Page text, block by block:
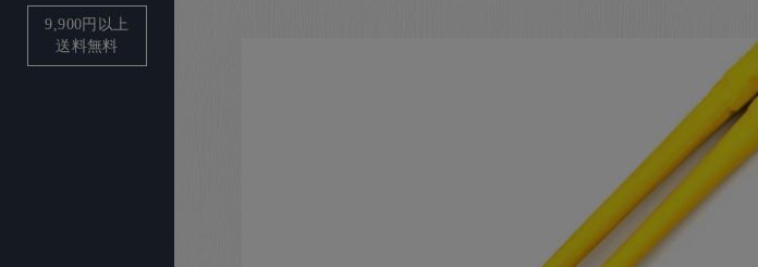
9,900円以上
送料無料